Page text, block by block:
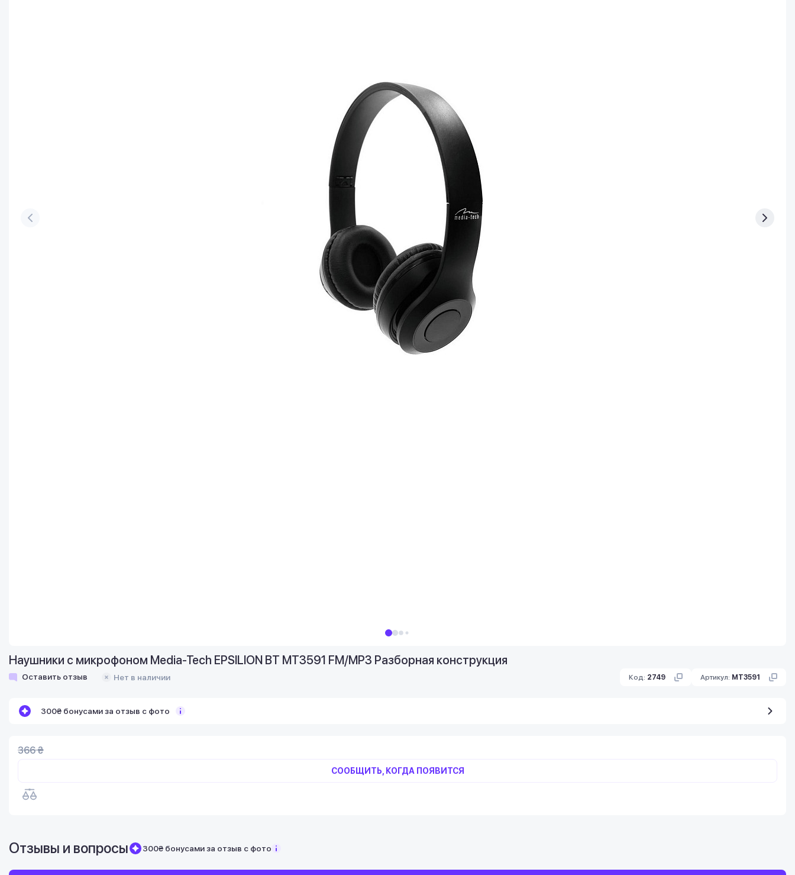
Наушники с микрофоном Media-Tech EPSILION BT MT3591 FM/MP3 Разборная конструкция
Оставить отзыв Нет в наличии Код: 2749 Артикул: MT3591
300₴ бонусами за отзыв с фото
366 ₴
СООБЩИТЬ, КОГДА ПОЯВИТСЯ
Отзывы и вопросы 300₴ бонусами за отзыв с фото